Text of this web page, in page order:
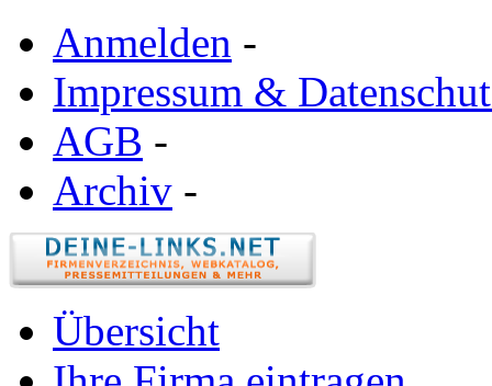
Anmelden -
Impressum &
AGB -
Archiv -
Übersicht